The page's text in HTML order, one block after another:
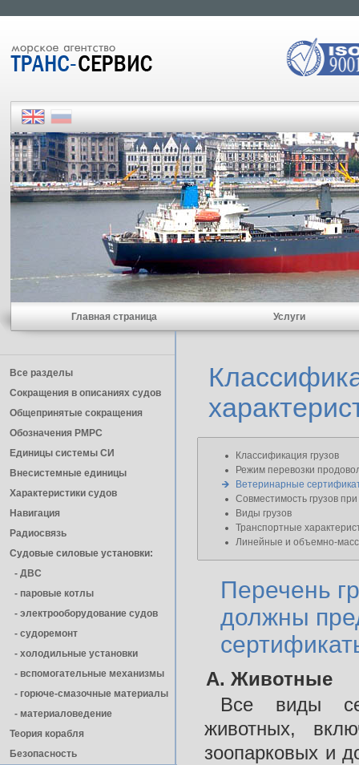
Главная страница Услуги
Все разделы
Сокращения в описаниях судов
Общепринятые сокращения
Обозначения РМРС
Единицы cистемы СИ
Внесистемные единицы
Характеристики судов
Навигация
Радиосвязь
Судовые силовые установки:
- ДВС
- паровые котлы
- электрооборудование судов
- cудоремонт
- холодильные установки
- вспомогательные механизмы
- горюче-смазочные материалы
- материаловедение
Теория корабля
Безопасность
Классификация грузов
Режим перевозки
Ветеринарные
Совместимость грузов
Виды грузов
Транспортные
Линейные и объемно-
Перечень
должны
A. Животные
Все виды
животных,
зоопарковых и